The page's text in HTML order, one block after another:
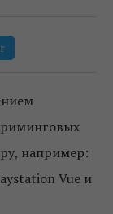
например:
Vue и